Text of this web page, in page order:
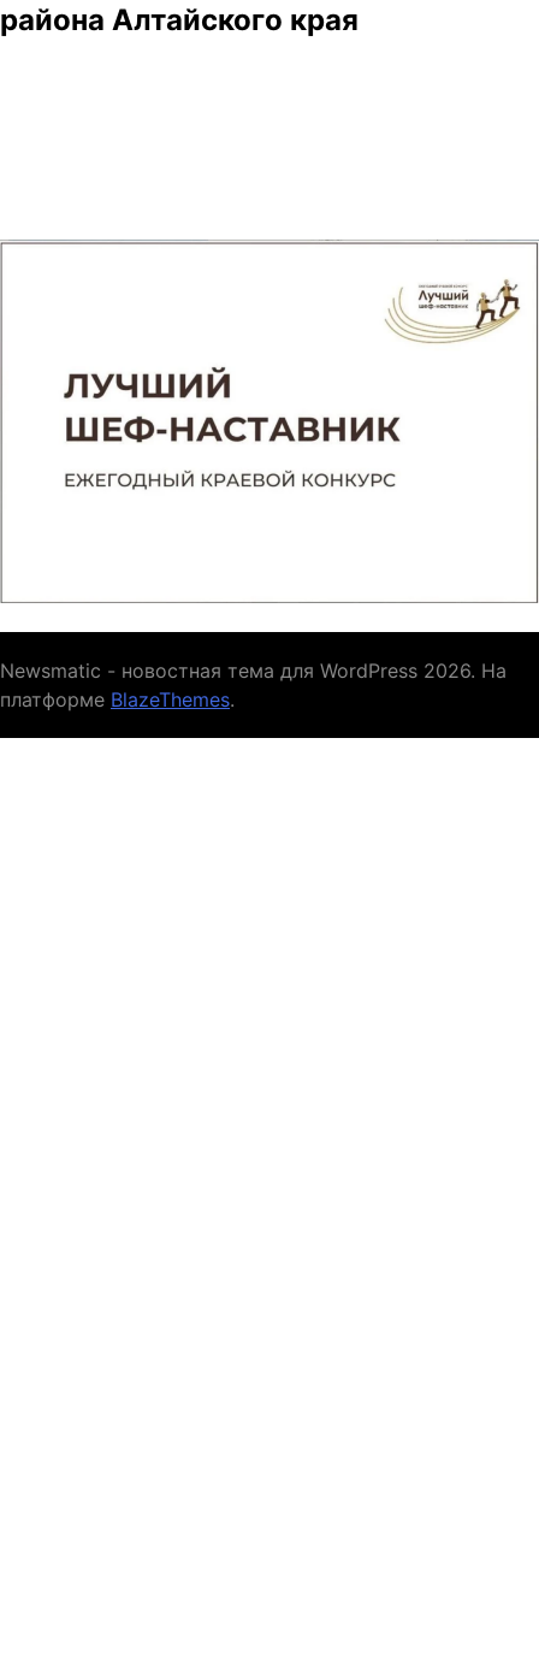
района Алтайского края
Newsmatic - новостная тема для WordPress 2026. На
платформе BlazeThemes.